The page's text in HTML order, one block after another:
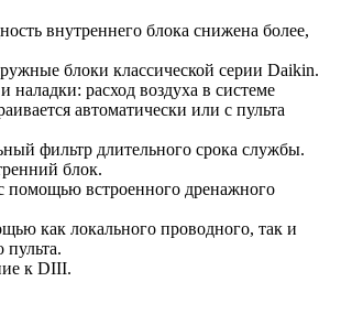
внутреннего блока снижена более,
блоки классической серии Daikin.
наладки: расход воздуха в системе
автоматически или с пульта
фильтр длительного срока службы.
блок.
помощью встроенного дренажного
как локального проводного, так и
пульта.
к DIII.